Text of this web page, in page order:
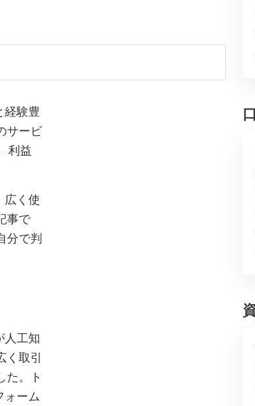
経験豊
サービ
利益
広く使
事で
分で判
人工知
く取引
た。ト
ォーム